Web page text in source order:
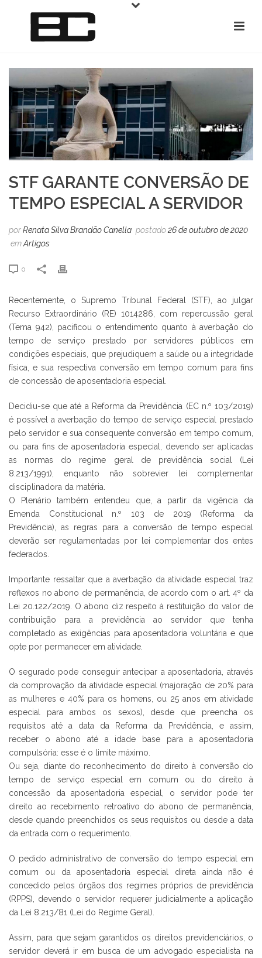
STF GARANTE CONVERSÃO DE
TEMPO ESPECIAL A SERVIDOR
porRenata Silva Brandão Canella postado26 de outubro de 2020
emArtigos
0
Recentemente, o Supremo Tribunal Federal (STF), ao julgar
Recurso Extraordinário (RE) 1014286, com repercussão geral
(Tema 942), pacificou o entendimento quanto à averbação do
tempo de serviço prestado por servidores públicos em
condições especiais, que prejudiquem a saúde ou a integridade
física, e sua respectiva conversão em tempo comum para fins
de concessão de aposentadoria especial.
Decidiu-se que até a Reforma da Previdência (EC n.º 103/2019)
é possível a averbação do tempo de serviço especial prestado
pelo servidor e sua consequente conversão em tempo comum,
ou para fins de aposentadoria especial, devendo ser aplicadas
as normas do regime geral de previdência social (Lei
8.213/1991), enquanto não sobrevier lei complementar
disciplinadora da matéria.
O Plenário também entendeu que, a partir da vigência da
Emenda Constitucional n.º 103 de 2019 (Reforma da
Previdência), as regras para a conversão de tempo especial
deverão ser regulamentadas por lei complementar dos entes
federados.
Importante ressaltar que a averbação da atividade especial traz
reflexos no abono de permanência, de acordo com o art. 4º da
Lei 20.122/2019. O abono diz respeito à restituição do valor de
contribuição para a previdência ao servidor que tenha
completado as exigências para aposentadoria voluntária e que
opte por permanecer em atividade.
O segurado pode conseguir antecipar a aposentadoria, através
da comprovação da atividade especial (majoração de 20% para
as mulheres e 40% para os homens, ou 25 anos em atividade
especial para ambos os sexos), desde que preencha os
requisitos até a data da Reforma da Previdência, e assim,
receber o abono até a idade base para a aposentadoria
compulsória: esse é o limite máximo.
Ou seja, diante do reconhecimento do direito à conversão do
tempo de serviço especial em comum ou do direito à
concessão da aposentadoria especial, o servidor pode ter
direito ao recebimento retroativo do abono de permanência,
desde quando preenchidos os seus requisitos ou desde a data
da entrada com o requerimento.
O pedido administrativo de conversão do tempo especial em
comum ou da aposentadoria especial direta ainda não é
concedido pelos órgãos dos regimes próprios de previdência
(RPPS), devendo o servidor requerer judicialmente a aplicação
da Lei 8.213/81 (Lei do Regime Geral).
Assim, para que sejam garantidos os direitos previdenciários, o
servidor deverá ir em busca de um advogado especialista na